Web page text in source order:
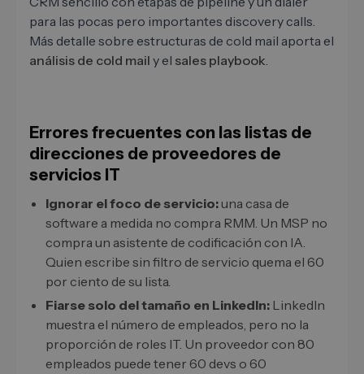
para las pocas pero importantes discovery calls.
Más detalle sobre estructuras de cold mail aporta el
análisis de cold mail y el sales playbook.
Errores frecuentes con las listas de
direcciones de proveedores de
servicios IT
Ignorar el foco de servicio:una casa de
software a medida no compra RMM. Un MSP no
compra un asistente de codificación con IA.
Quien escribe sin filtro de servicio quema el 60
por ciento de su lista.
Fiarse solo del tamaño en LinkedIn: LinkedIn
muestra el número de empleados, pero no la
proporción de roles IT. Un proveedor con 80
empleados puede tener 60 devs o 60